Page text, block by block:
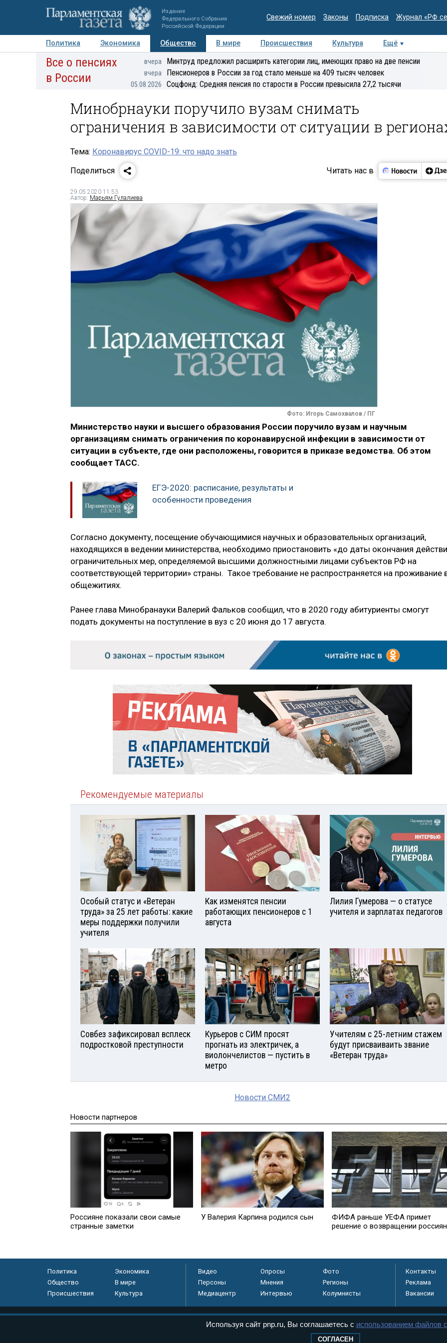
Издание
Федерального Собрания
Российской Федерации
Свежий номер Законы Подписка Журнал «РФ
Политика Экономика Общество В мире Происшествия Культура
Ещё
Авторы Персоны Мнения Регионы Медиацентр Интервью Колумнисты
Все о пенсиях
в России
вчера Минтруд предложил расширить категории лиц, имеющих право на две пенсии
вчера Пенсионеров в России за год стало меньше на 409 тысяч человек
05.08.2026 Соцфонд: Средняя пенсия по старости в России превысила 27,2 тысячи
Минобрнауки поручило вузам снимать
ограничения в зависимости от ситуации в
Тема: Коронавирус COVID-19: что надо знать
Поделиться
Читать нас в
29.05.2020 11:53
Автор: Марьям Гулалиева
Фото: Игорь Самохвалов / ПГ
Министерство науки и высшего образования России поручило вузам и научным
организациям снимать ограничения по коронавирусной инфекции в зависимости от
ситуации в субъекте, где они расположены, говорится в приказе ведомства. Об этом
сообщает ТАСС.
ЕГЭ-2020: расписание, результаты и
особенности проведения
Согласно документу, посещение обучающимися научных и образовательных организаций,
находящихся в ведении министерства, необходимо приостановить «до даты окончания
ограничительных мер, определяемой высшими должностными лицами субъектов РФ на
соответствующей территории» страны. Такое требование не распространяется на проживание
общежитиях.
Ранее глава Минобранауки Валерий Фальков сообщил, что в 2020 году абитуриенты смогут
подать документы на поступление в вуз с 20 июня до 17 августа.
Рекомендуемые материалы
Особый статус и «Ветеран
труда» за 25 лет работы: какие
меры поддержки получили
учителя
Как изменятся пенсии
работающих пенсионеров с 1
августа
Лилия Гумерова — о статусе
учителя и зарплатах педагогов
Совбез зафиксировал всплеск
подростковой преступности
Курьеров с СИМ просят
прогнать из электричек, а
виолончелистов — пустить в
метро
Учителям с 25-летним стажем
будут присваиваить звание
«Ветеран труда»
Новости СМИ2
Новости партнеров
Россияне показали свои самые
странные заметки
У Валерия Карпина родился сын
ФИФА раньше УЕФА примет
решение о возвращении россиян
Политика
Экономика
Общество
В мире
Происшествия
Культура
Видео Опросы
Фото
Персоны
Мнения
Регионы
Медиацентр
Интервью Колумнисты
Контакты
Реклама
Вакансии
Используя сайт pnp.ru, Вы соглашаетесь с использованием файлов
СОГЛАСЕН